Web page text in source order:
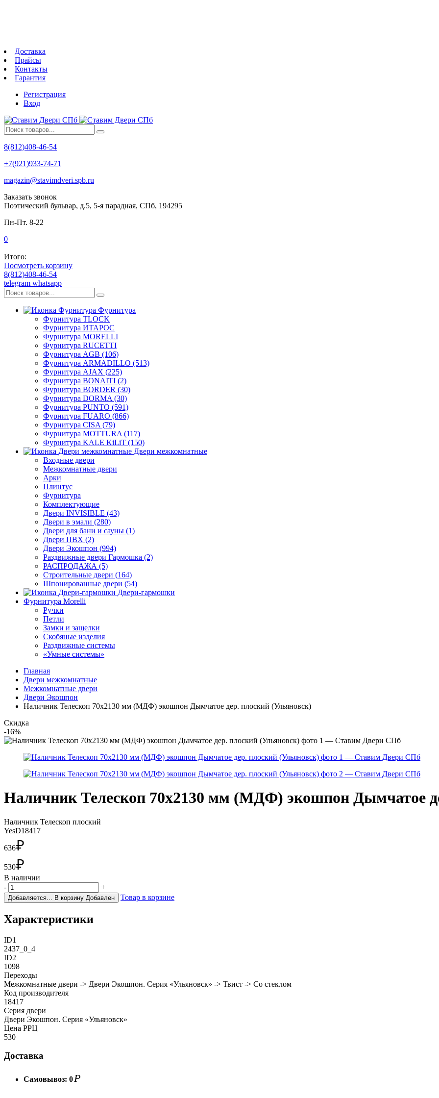
Доставка
Прайсы
Контакты
Гарантия
Регистрация
Вход
8(812)408-46-54
+7(921)933-74-71
magazin@stavimdveri.spb.ru
Заказать звонок
Поэтический бульвар, д.5, 5-я парадная, СПб, 194295
Пн-Пт. 8-22
0
Итого:
Посмотреть корзину
8(812)408-46-54
telegram whatsapp
Фурнитура
Фурнитура TLOCK
Фурнитура ИТАРОС
Фурнитура MORELLI
Фурнитура RUCETTI
Фурнитура AGB (106)
Фурнитура ARMADILLO (513)
Фурнитура AJAX (225)
Фурнитура BONAITI (2)
Фурнитура BORDER (30)
Фурнитура DORMA (30)
Фурнитура PUNTO (591)
Фурнитура FUARO (866)
Фурнитура CISA (79)
Фурнитура MOTTURA (117)
Фурнитура KALE KiLiT (150)
Двери межкомнатные
Входные двери
Межкомнатные двери
Арки
Плинтус
Фурнитура
Комплектующие
Двери INVISIBLE (43)
Двери в эмали (280)
Двери для бани и сауны (1)
Двери ПВХ (2)
Двери Экошпон (994)
Раздвижные двери Гармошка (2)
РАСПРОДАЖА (5)
Строительные двери (164)
Шпонированные двери (54)
Двери-гармошки
Фурнитура Morelli
Ручки
Петли
Замки и защелки
Скобяные изделия
Раздвижные системы
«Умные системы»
Главная
Двери межкомнатные
Межкомнатные двери
Двери Экошпон
Наличник Телескоп 70х2130 мм (МДФ) экошпон Дымчатое дер. плоский (Ульяновск)
Скидка
-16%
Наличник Телескоп 70х2130 мм (МДФ) экошпон Дымчатое
Наличник Телескоп плоский
YesD18417
636₽
530₽
В наличии
-
+
Добавляется... В корзину Добавлен Товар в корзине
Характеристики
ID1
2437_0_4
ID2
1098
Переходы
Межкомнатные двери -> Двери Экошпон. Серия «Ульяновск» -> Твист -> Со стеклом
Код производителя
18417
Cерия двери
Двери Экошпон. Серия «Ульяновск»
Цена РРЦ
530
Доставка
Самовывоз: 0Р